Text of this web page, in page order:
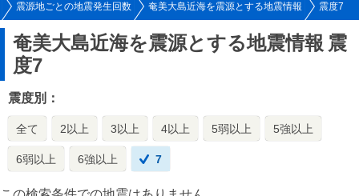
震源地ごとの地震発生回数 奄美大島近海を震源とする地震情報 震度7
奄美大島近海を震源とする地震情報 震
度7
震度別：
全て 2以上 3以上 4以上 5弱以上 5強以上
6弱以上 6強以上 7